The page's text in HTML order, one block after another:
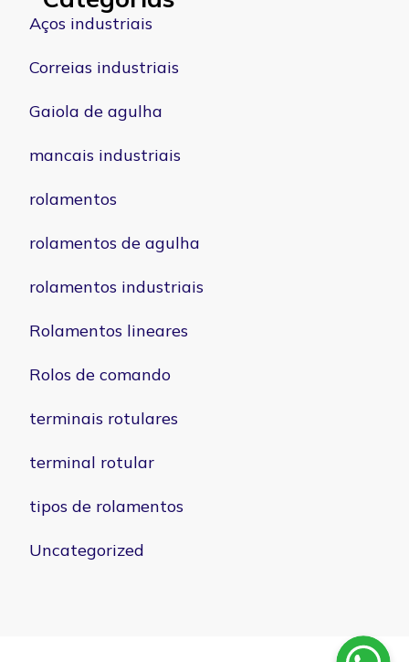
Aços industriais
Correias industriais
Gaiola de agulha
mancais industriais
rolamentos
rolamentos de agulha
rolamentos industriais
Rolamentos lineares
Rolos de comando
terminais rotulares
terminal rotular
tipos de rolamentos
Uncategorized